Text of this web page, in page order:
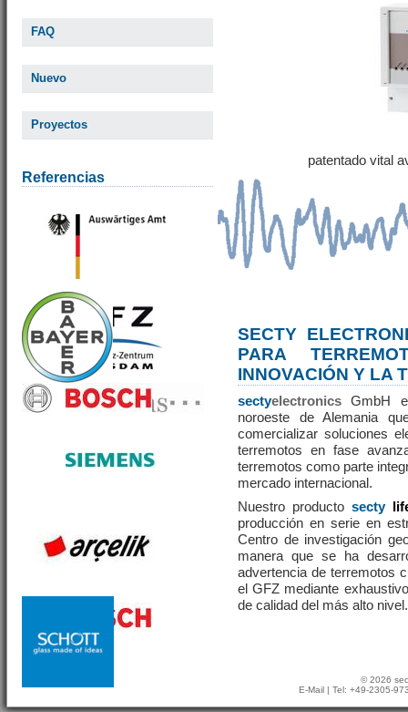
FAQ
Nuevo
Proyectos
Referencias
patentado vital
SECTY
PARA
INNOVACIÓN Y LA
sectyelectronics GmbH
noroeste de Alemania
comercializar soluciones
terremotos en fase
terremotos como parte
mercado internacional.
Nuestro productosecty
producción en serie en
Centro de investigación
manera que se ha
advertencia de terremotos
el GFZ mediante
de calidad del más alto nivel.
© 2026
E-Mail | Tel: +49-2305-